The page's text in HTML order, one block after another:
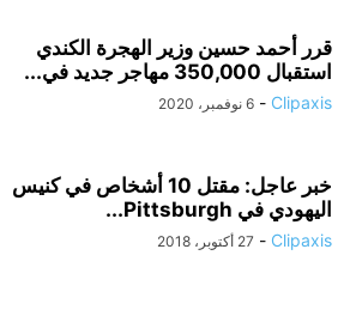
قرر أحمد حسين وزير الهجرة الكندي
استقبال 350,000 مهاجر جديد في...
Clipaxis
- 6 نوفمبر، 2020
خبر عاجل: مقتل 10 أشخاص في كنيس
اليهودي في Pittsburgh...
Clipaxis
- 27 أكتوبر، 2018